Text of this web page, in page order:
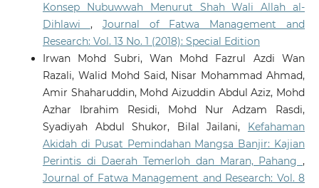
Konsep Nubuwwah Menurut Shah Wali Allah al-
Dihlawi , Journal of Fatwa Management and
Research: Vol. 13 No. 1 (2018): Special Edition
Irwan Mohd Subri, Wan Mohd Fazrul Azdi Wan
Razali, Walid Mohd Said, Nisar Mohammad Ahmad,
Amir Shaharuddin, Mohd Aizuddin Abdul Aziz, Mohd
Azhar Ibrahim Residi, Mohd Nur Adzam Rasdi,
Syadiyah Abdul Shukor, Bilal Jailani, Kefahaman
Akidah di Pusat Pemindahan Mangsa Banjir: Kajian
Perintis di Daerah Temerloh dan Maran, Pahang,
Journal of Fatwa Management and Research: Vol. 8